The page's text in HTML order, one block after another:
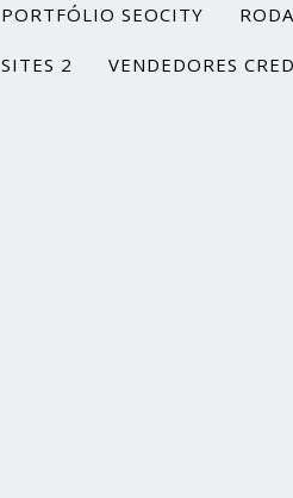
PORTFÓLIO SEOCITY
SITES 2 VENDEDORES